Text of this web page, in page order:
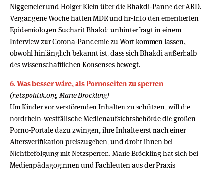
Niggemeier und Holger Klein über die Bhakdi-Panne der ARD.
Vergangene Woche hatten MDR und hr-Info den emeritierten
Epidemiologen Sucharit Bhakdi unhinterfragt in einem
Interview zur Corona-Pandemie zu Wort kommen lassen,
obwohl hinlänglich bekannt ist, dass sich Bhakdi außerhalb
des wissenschaftlichen Konsenses bewegt.
6. Was besser wäre, als Pornoseiten zu sperren
(netzpolitik.org, Marie Bröckling)
Um Kinder vor verstörenden Inhalten zu schützen, will die
nordrhein-westfälische Medienaufsichtsbehörde die großen
Porno-Portale dazu zwingen, ihre Inhalte erst nach einer
Altersverifikation preiszugeben, und droht ihnen bei
Nichtbefolgung mit Netzsperren. Marie Bröckling hat sich bei
Medienpädagoginnen und Fachleuten aus der Praxis